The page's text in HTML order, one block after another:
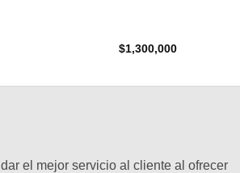
$1,300,000
el mejor servicio al cliente al ofrecer